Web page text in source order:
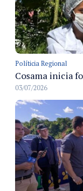
Políticia Regional
03/07/2026